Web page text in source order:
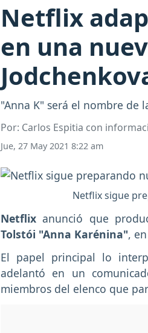
Netflix
en una
"Anna K" será el nombre de
Por: Carlos Espitia con
Jue, 27 May 2021 8:22 am
Netflix sigue
Netflix anunció que
Tolstói "Anna Karénina",
El papel principal lo
adelantó en un
miembros del elenco que